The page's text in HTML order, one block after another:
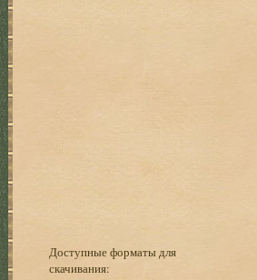
Доступные форматы для
скачивания: